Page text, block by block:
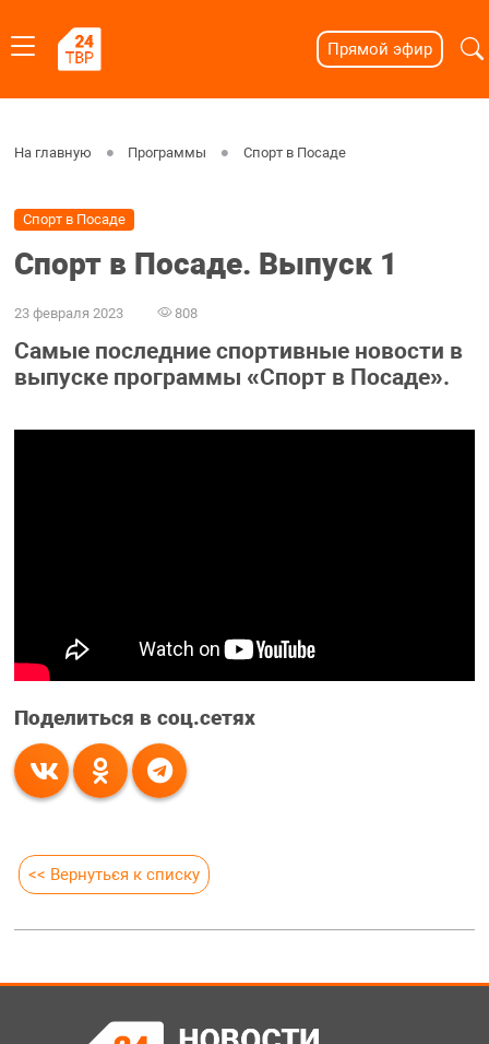
Прямой эфир
На главную Программы Спорт в Посаде
Спорт в Посаде
Спорт в Посаде. Выпуск 1
23 февраля 2023 808
Самые последние спортивные новости в
выпуске программы «Спорт в Посаде».
Поделиться в соц.сетях
<< Вернуться к списку